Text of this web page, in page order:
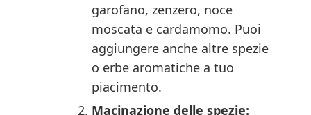
garofano, zenzero, noce
moscata e cardamomo. Puoi
aggiungere anche altre spezie
o erbe aromatiche a tuo
piacimento.
Macinazione delle spezie: